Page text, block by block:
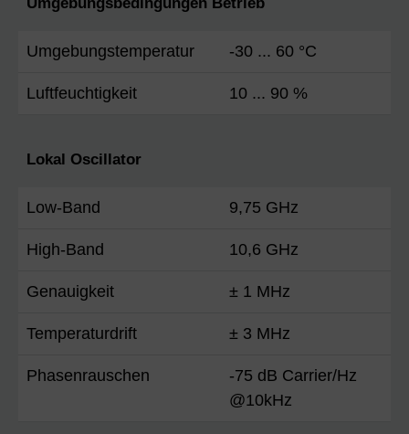
Umgebungstemperatur -30 ... 60 °C
Luftfeuchtigkeit 10 ... 90 %
Lokal Oscillator
Low-Band 9,75 GHz
High-Band 10,6 GHz
Genauigkeit ± 1 MHz
Temperaturdrift ± 3 MHz
Phasenrauschen
-75 dB Carrier/Hz
@10kHz